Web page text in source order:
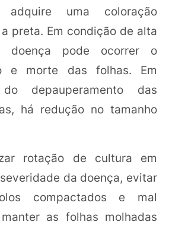
uma coloração
preta. Em condição de alta
doença pode ocorrer o
e morte das folhas. Em
do depauperamento das
há redução no tamanho
rotação de cultura em
da doença, evitar
compactados e mal
as folhas molhadas